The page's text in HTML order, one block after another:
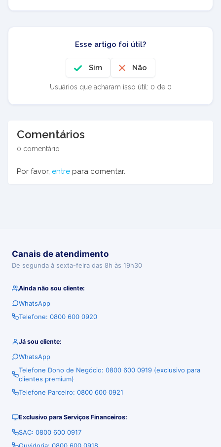
Esse artigo foi útil?
Sim Não
Usuários que acharam isso útil: 0 de 0
Comentários
0 comentário
Por favor, entre para comentar.
Canais de atendimento
De segunda à sexta-feira das 8h às 19h30
Ainda não sou cliente:
WhatsApp
Telefone: 0800 600 0920
Já sou cliente:
WhatsApp
Telefone Dono de Negócio: 0800 600 0919 (exclusivo para
clientes premium)
Telefone Parceiro: 0800 600 0921
Exclusivo para Serviços Financeiros:
SAC: 0800 600 0917